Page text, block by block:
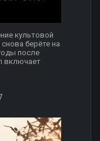
культовой
берёте на
после
включает